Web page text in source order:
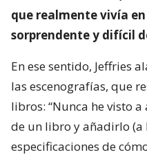
que realmente vivía
sorprendente y difícil
En ese sentido, Jeffries
las escenografías, que
libros: “Nunca he visto
de un libro y añadirlo (a
especificaciones de